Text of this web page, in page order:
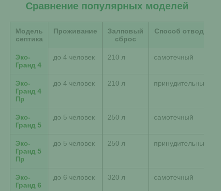
Сравнение популярных моделей
Модель
септика
Проживание
Залповый
сброс
Способ отвода
Эко-
Гранд 4
до 4 человек 210 л самотечный
Эко-
Гранд 4
Пр
до 4 человек 210 л принудительный
Эко-
Гранд 5
до 5 человек 250 л самотечный
Эко-
Гранд 5
Пр
до 5 человек 250 л принудительный
Эко-
Гранд 6
до 6 человек 320 л самотечный